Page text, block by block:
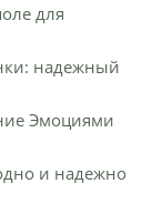
для
надежный
Эмоциями
и надежно